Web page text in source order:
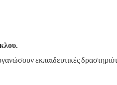
εκπαιδευτικές